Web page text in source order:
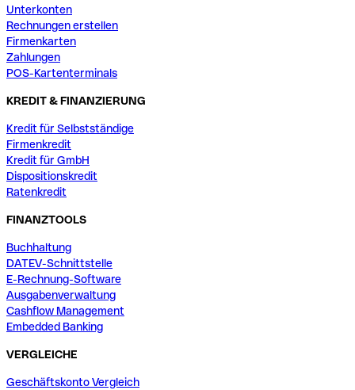
Unterkonten
Rechnungen erstellen
Firmenkarten
Zahlungen
POS-Kartenterminals
KREDIT & FINANZIERUNG
Kredit für Selbstständige
Firmenkredit
Kredit für GmbH
Dispositionskredit
Ratenkredit
FINANZTOOLS
Buchhaltung
DATEV-Schnittstelle
E-Rechnung-Software
Ausgabenverwaltung
Cashflow Management
Embedded Banking
VERGLEICHE
Geschäftskonto Vergleich